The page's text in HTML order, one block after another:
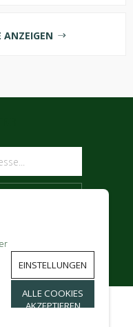
ANZEIGEN
EINSTELLUNGEN
ALLE COOKIES
AKZEPTIEREN